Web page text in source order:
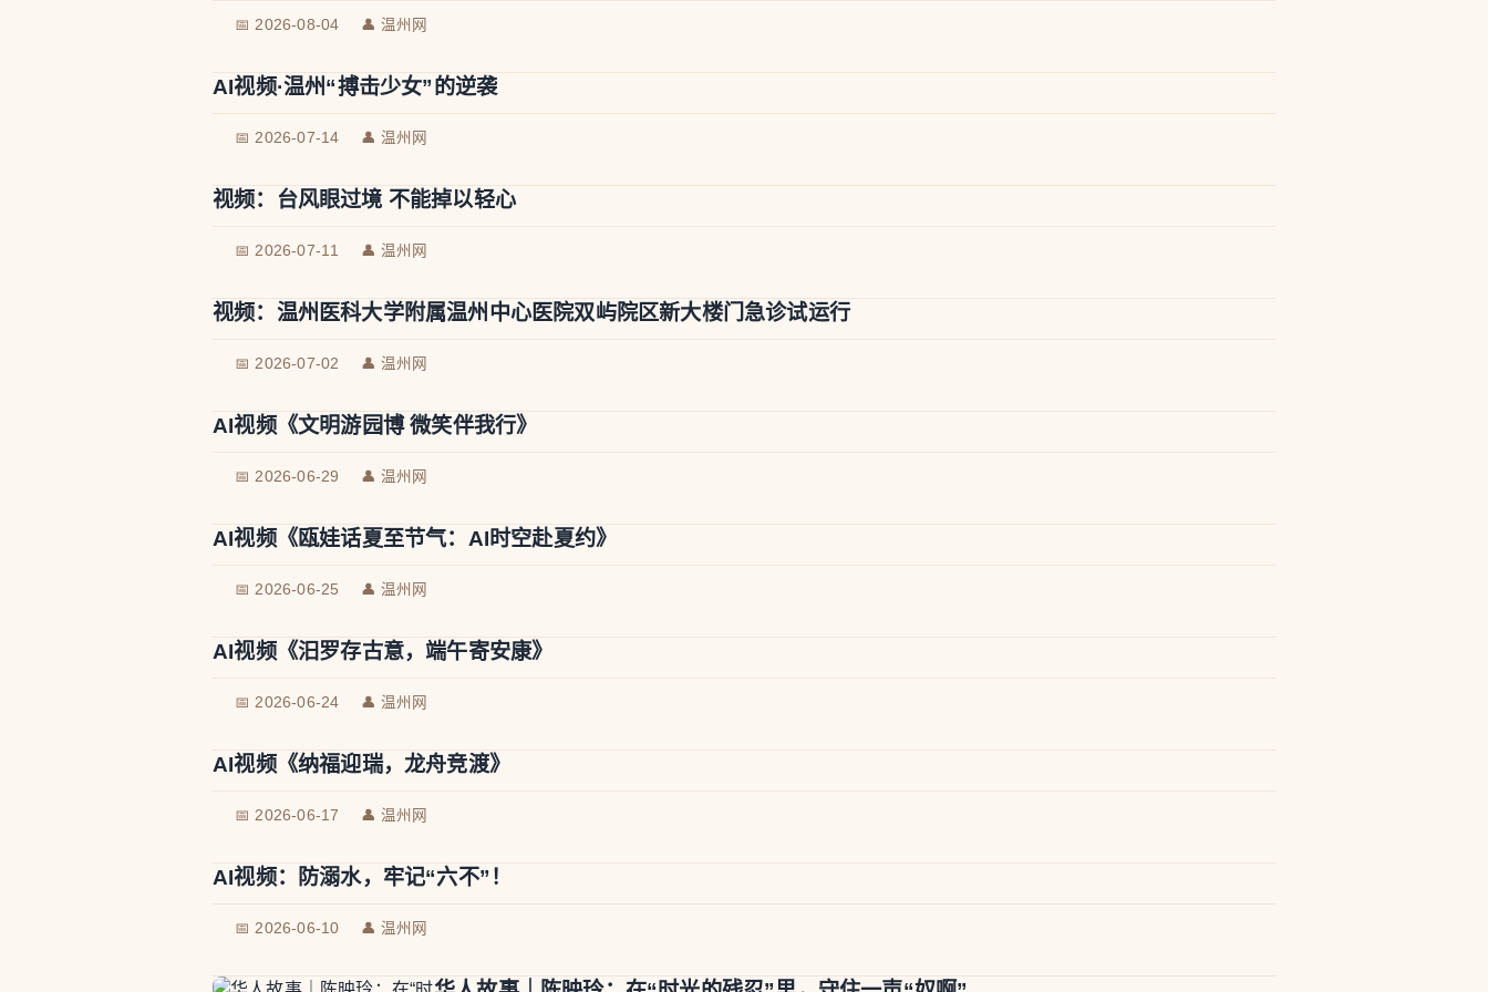
📅 2026-08-04 👤 温州网
AI视频·温州“搏击少女”的逆袭
📅 2026-07-14 👤 温州网
视频：台风眼过境 不能掉以轻心
📅 2026-07-11 👤 温州网
视频：温州医科大学附属温州中心医院双屿院区新大楼门急诊试运行
📅 2026-07-02 👤 温州网
AI视频《文明游园博 微笑伴我行》
📅 2026-06-29 👤 温州网
AI视频《瓯娃话夏至节气：AI时空赴夏约》
📅 2026-06-25 👤 温州网
AI视频《汨罗存古意，端午寄安康》
📅 2026-06-24 👤 温州网
AI视频《纳福迎瑞，龙舟竞渡》
📅 2026-06-17 👤 温州网
AI视频：防溺水，牢记“六不”！
📅 2026-06-10 👤 温州网